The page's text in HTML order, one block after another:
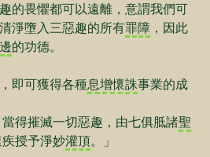
的畏懼都可以遠離，意謂我們可
淨墮入三惡趣的所有罪障 ，因此
的功德。
，即可獲得各種息增懷誅事業的成
當得摧滅一切惡趣，由七俱胝諸聖
授予淨妙灌頂。」